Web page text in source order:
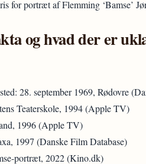
for portræt af Flemming ‘Bamse’
og hvad der er
28. september 1969, Rødovre
Teaterskole, 1994 (Apple TV)
1996 (Apple TV)
1997 (Danske Film Database)
portræt, 2022 (Kino.dk)